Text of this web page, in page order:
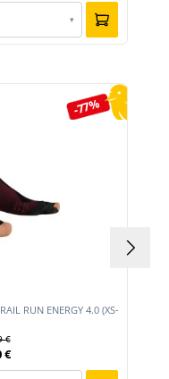
▾
-77%
RUN ENERGY 4.0 (XS-
€
€